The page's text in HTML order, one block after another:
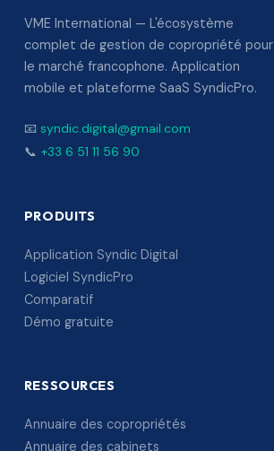
VME International — L'écosystème
complet de gestion de copropriété pour
le marché francophone. Application
mobile et plateforme SaaS SyndicPro.
📧 syndic.digital@gmail.com
📞 +33 6 51 11 56 90
PRODUITS
Application Syndic Digital
Logiciel SyndicPro
Comparatif
Démo gratuite
RESSOURCES
Annuaire des copropriétés
Annuaire des cabinets